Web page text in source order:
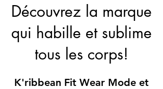
Découvrez la marque
qui habille et sublime
tous les corps!
K'ribbean Fit Wear Mode et